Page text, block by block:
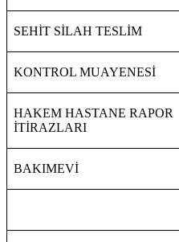
SEHİT SİLAH TESLİM
KONTROL MUAYENESİ
HAKEM HASTANE RAPOR
İTİRAZLARI
BAKIMEVİ